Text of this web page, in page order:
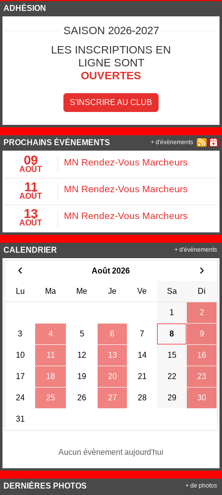
ADHÉSION
SAISON 2026-2027
LES INSCRIPTIONS EN
LIGNE SONT
OUVERTES
S'INSCRIRE AU CLUB
PROCHAINS ÉVÉNEMENTS
09
AOÛT
MN Rendez-Vous Marcheurs
11
AOÛT
MN Rendez-Vous Marcheurs
13
AOÛT
MN Rendez-Vous Marcheurs
+ d'évènements
CALENDRIER
Août 2026
Lu Ma Me Je Ve Sa Di
1 2
3 4 5 6 7 8 9
10 11 12 13 14 15 16
17 18 19 20 21 22 23
24 25 26 27 28 29 30
31
Aucun évènement aujourd'hui
+ d'évènements
DERNIÈRES PHOTOS + de photos